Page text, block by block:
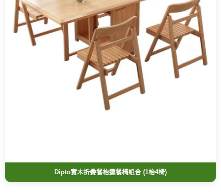
Dipto實木折叠餐枱連餐椅組合 (1枱4椅)